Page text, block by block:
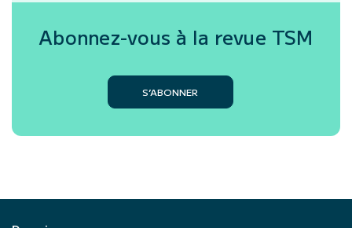
Abonnez-vous à la revue TSM
S’ABONNER